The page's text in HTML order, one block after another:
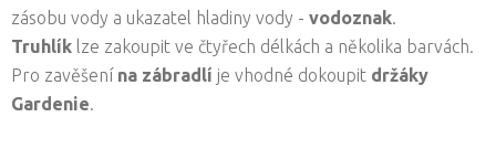
zásobu vody a ukazatel hladiny vody - vodoznak.
Truhlík lze zakoupit ve čtyřech délkách a několika barvách.
Pro zavěšení na zábradlí je vhodné dokoupit držáky
Gardenie.